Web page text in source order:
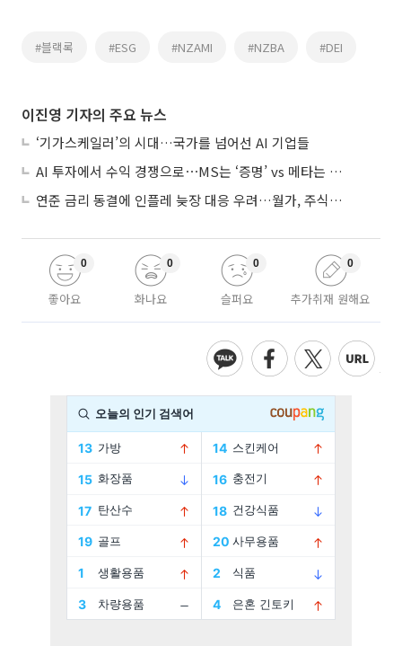
#블랙록 #ESG #NZAMI #NZBA #DEI
이진영 기자의 주요 뉴스
‘기가스케일러’의 시대…국가를 넘어선 AI 기업들
AI 투자에서 수익 경쟁으로⋯MS는 ‘증명’ vs 메타는 ‘숙제’
연준 금리 동결에 인플레 늦장 대응 우려…월가, 주식도 채권도 던졌다
좋아요
0
화나요
0
슬퍼요
0
추가취재 원해요
0